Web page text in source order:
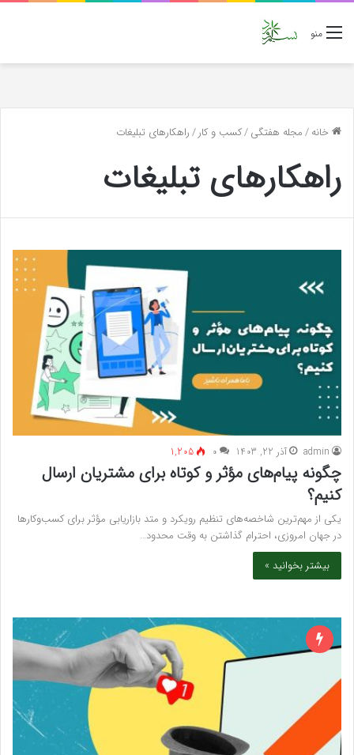
منو
خانه/مجله هفتگی/کسب و کار/راهکارهای تبلیغات
راهکارهای تبلیغات
admin آذر 22, 1403 ۰ 1,205
چگونه پیام‌های مؤثر و کوتاه برای مشتریان ارسال
کنیم؟
یکی از مهم‌ترین شاخصه‌های تنظیم رویکرد و متد بازاریابی مؤثر برای کسب‌وکارها
در جهان امروزی، احترام گذاشتن به وقت محدود…
بیشتر بخوانید »